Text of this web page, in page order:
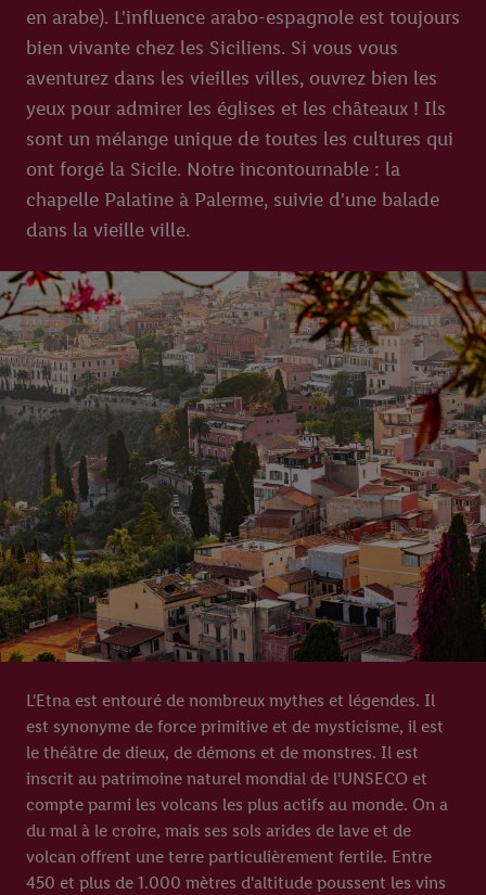
en arabe). L'influence arabo-espagnole est toujours
bien vivante chez les Siciliens. Si vous vous
aventurez dans les vieilles villes, ouvrez bien les
yeux pour admirer les églises et les châteaux ! Ils
sont un mélange unique de toutes les cultures qui
ont forgé la Sicile. Notre incontournable : la
chapelle Palatine à Palerme, suivie d'une balade
dans la vieille ville.
L'Etna est entouré de nombreux mythes et légendes. Il
est synonyme de force primitive et de mysticisme, il est
le théâtre de dieux, de démons et de monstres. Il est
inscrit au patrimoine naturel mondial de l'UNSECO et
compte parmi les volcans les plus actifs au monde. On a
du mal à le croire, mais ses sols arides de lave et de
volcan offrent une terre particulièrement fertile. Entre
450 et plus de 1.000 mètres d'altitude poussent les vins